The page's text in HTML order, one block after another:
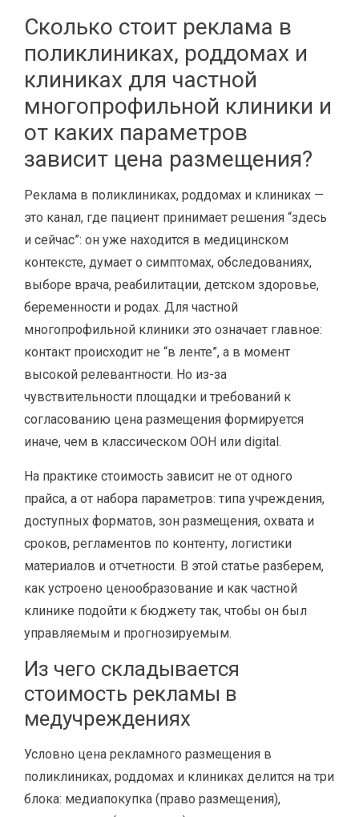
Сколько стоит реклама в
поликлиниках, роддомах и
клиниках для частной
многопрофильной клиники и
от каких параметров
зависит цена размещения?
Реклама в поликлиниках, роддомах и клиниках —
это канал, где пациент принимает решения “здесь
и сейчас”: он уже находится в медицинском
контексте, думает о симптомах, обследованиях,
выборе врача, реабилитации, детском здоровье,
беременности и родах. Для частной
многопрофильной клиники это означает главное:
контакт происходит не “в ленте”, а в момент
высокой релевантности. Но из-за
чувствительности площадки и требований к
согласованию цена размещения формируется
иначе, чем в классическом OOH или digital.
На практике стоимость зависит не от одного
прайса, а от набора параметров: типа учреждения,
доступных форматов, зон размещения, охвата и
сроков, регламентов по контенту, логистики
материалов и отчетности. В этой статье разберем,
как устроено ценообразование и как частной
клинике подойти к бюджету так, чтобы он был
управляемым и прогнозируемым.
Из чего складывается
стоимость рекламы в
медучреждениях
Условно цена рекламного размещения в
поликлиниках, роддомах и клиниках делится на три
блока: медиапокупка (право размещения),